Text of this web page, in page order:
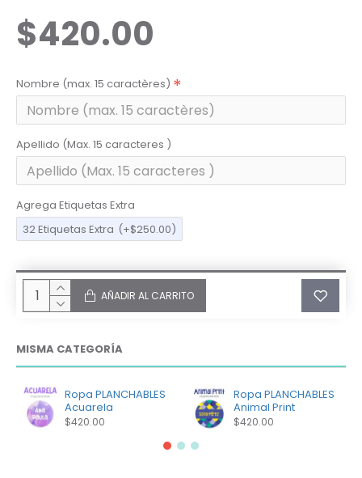
$420.00
Nombre (max. 15 caractères)
Apellido (Max. 15 caracteres )
Agrega Etiquetas Extra
32 Etiquetas Extra (+$250.00)
AÑADIR AL CARRITO
MISMA CATEGORÍA
Ropa PLANCHABLES
Acuarela
$420.00
Ropa PLANCHABLES
Animal Print
$420.00